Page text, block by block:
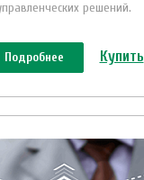
решений.
Подробнее Купить